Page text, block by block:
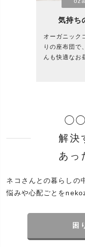
気持ち
オーガニック
りの座布団で
んも快適なお
◯◯
解決
あっ
ネコさんとの暮らしの
悩みや心配ごとを
困